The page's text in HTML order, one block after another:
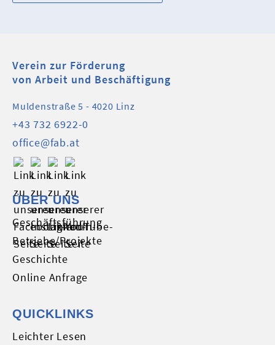
Verein zur Förderung
von Arbeit und Beschäftigung
Muldenstraße 5 - 4020 Linz
+43 732 6922-0
office@fab.at
ÜBER UNS
Geschäftsführung
Betriebe/Projekte
Geschichte
Online Anfrage
QUICKLINKS
Leichter Lesen